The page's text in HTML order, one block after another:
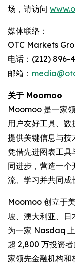
场，请访问
媒体联络：
OTC Markets
电话：(212) 896-
邮箱：
关于 Moomoo
Moomoo 是一家
用户友好工具、
提供关键信息与技
凭借先进图表工
同进步，营造一
流、学习并共同成
Moomoo 创立于
坡、澳大利亚、
为一家 Nasdaq
超 2,800 万投资
家领先金融机构和